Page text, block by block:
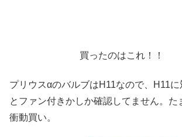
買ったのはこれ！！
プリウスαのバルブはH11なので、H11
とファン付きかしか確認してません。た
衝動買い。